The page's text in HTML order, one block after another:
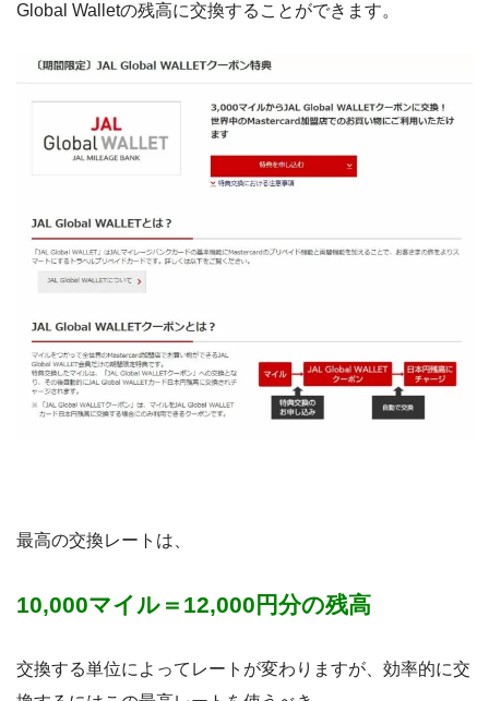
Global Walletの残高に交換することができます。
最高の交換レートは、
10,000マイル＝12,000円分の残高
交換する単位によってレートが変わりますが、効率的に交